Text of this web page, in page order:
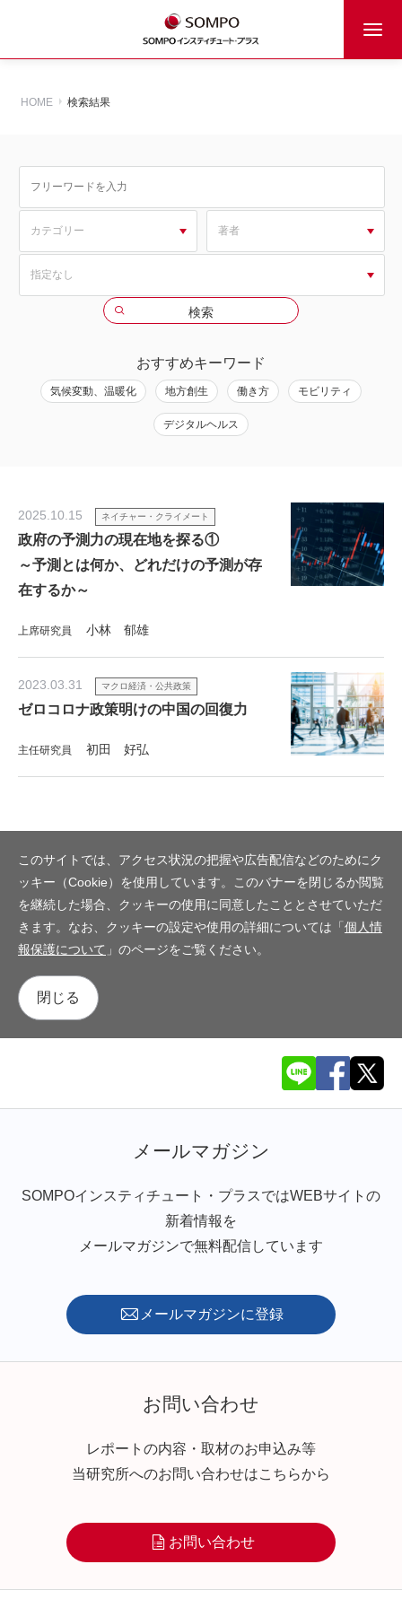
HOME 検索結果
おすすめキーワード
気候変動、温暖化 地方創生 働き方 モビリティ
デジタルヘルス
2025.10.15 ネイチャー・クライメート
政府の予測力の現在地を探る①
～予測とは何か、どれだけの予測が存
在するか～
上席研究員 小林 郁雄
2023.03.31 マクロ経済・公共政策
ゼロコロナ政策明けの中国の回復力
主任研究員 初田 好弘
このサイトでは、アクセス状況の把握や広告配信などのためにク
ッキー（Cookie）を使用しています。このバナーを閉じるか閲覧
を継続した場合、クッキーの使用に同意したこととさせていただ
きます。なお、クッキーの設定や使用の詳細については「個人情
報保護について 」のページをご覧ください。
閉じる
メールマガジン
SOMPOインスティチュート・プラスではWEBサイトの
新着情報を
メールマガジンで無料配信しています
メールマガジンに登録
お問い合わせ
レポートの内容・取材のお申込み等
当研究所へのお問い合わせはこちらから
お問い合わせ